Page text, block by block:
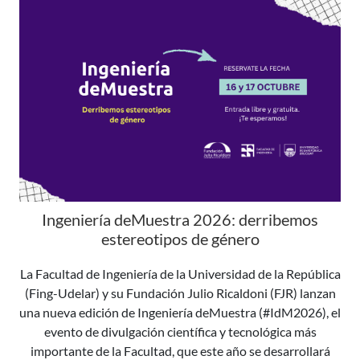
Ingeniería deMuestra 2026: derribemos
estereotipos de género
La Facultad de Ingeniería de la Universidad de la República
(Fing-Udelar) y su Fundación Julio Ricaldoni (FJR) lanzan
una nueva edición de Ingeniería deMuestra (#IdM2026), el
evento de divulgación científica y tecnológica más
importante de la Facultad, que este año se desarrollará